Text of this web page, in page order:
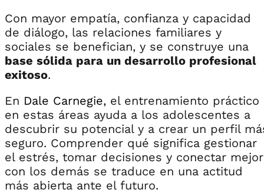
Con mayor empatía, confianza y capacidad
de diálogo, las relaciones familiares y
sociales se benefician, y se construye una
base sólida para un desarrollo profesional
exitoso.
En Dale Carnegie, el entrenamiento práctico
en estas áreas ayuda a los adolescentes a
descubrir su potencial y a crear un perfil
seguro. Comprender qué significa gestionar
el estrés, tomar decisiones y conectar mejor
con los demás se traduce en una actitud
más abierta ante el futuro.